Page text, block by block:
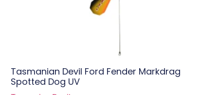
Tasmanian Devil Ford Fender Markdrag
Spotted Dog UV